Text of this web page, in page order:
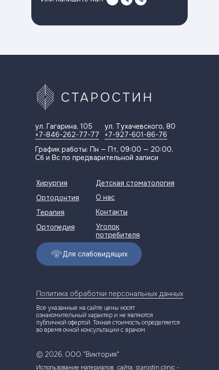
График работы: Пн — Пт, 09:00 — 20:00,
Сб и Вс по предварительной записи
ул. Тухачевского, 80
+7-927-601-86-76
Все указанные на сайте цены носят
ознакомительный характер и не являются
публичной офертой. Точная стоимость определяется
во время очной консультации с врачом.
Политика обработки персональных данных
Использование материалов сайта: starostin.clinic -
© 2026, ООО "Виктория"
Контакты
Уголок
потребителя
О нас
Детская стоматология
Ортопедия
Терапия
Ортодонтия
Хирургия
ул. Гагарина, 105
+7-846-262-77-77
Для слабовидящих